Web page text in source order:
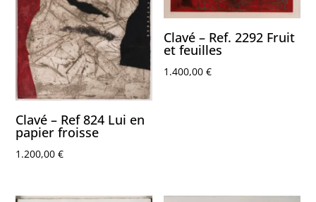
Clavé – Ref 824 Lui en
papier froisse
1.200,00€
Clavé – Ref. 2292 Fruit
et feuilles
1.400,00€